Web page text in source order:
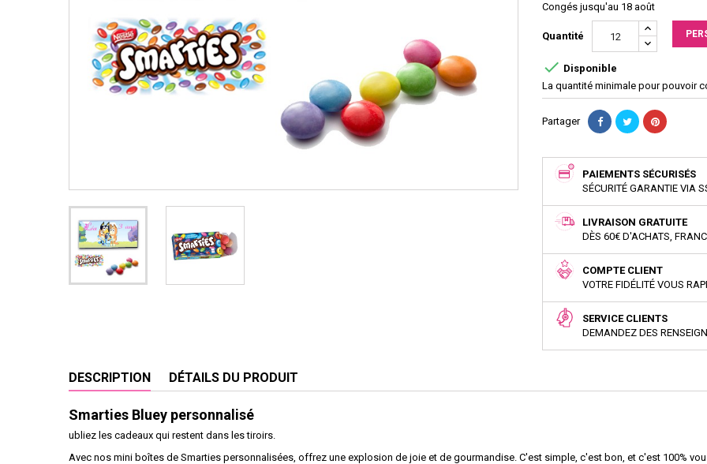
Congés jusqu'au 18 août
Quantité
 Disponible
La quantité minimale pour pouvoir
Partager
PAIEMENTS SÉCURISÉS
SÉCURITÉ GARANTIE VIA
LIVRAISON GRATUITE
DÈS 60€ D'ACHATS,
COMPTE CLIENT
VOTRE FIDÉLITÉ VOUS
SERVICE CLIENTS
DEMANDEZ DES
DESCRIPTION DÉTAILS DU PRODUIT
Smarties Bluey personnalisé
ubliez les cadeaux qui restent dans les tiroirs.
Avec nos mini boîtes de Smarties personnalisées, offrez une explosion de joie et de gourmandise. C'est simple, c'est bon, et c'est 100%